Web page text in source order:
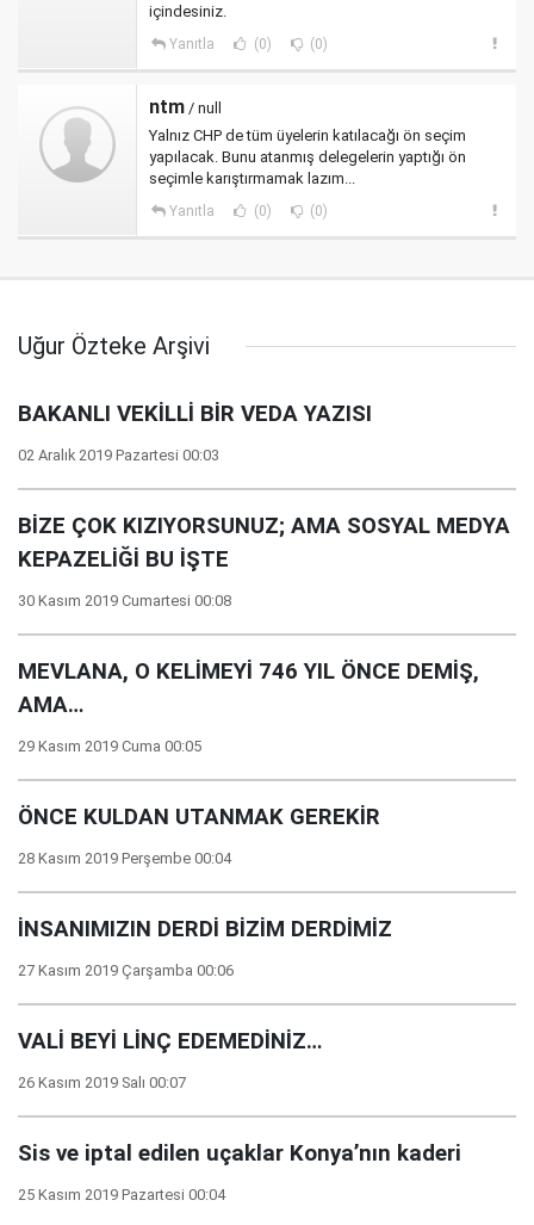
içindesiniz.
Yanıtla (0) (0)
ntm / null
Yalnız CHP de tüm üyelerin katılacağı ön seçim
yapılacak. Bunu atanmış delegelerin yaptığı ön
seçimle karıştırmamak lazım...
Yanıtla (0) (0)
Uğur Özteke Arşivi
BAKANLI VEKİLLİ BİR VEDA YAZISI
02 Aralık 2019 Pazartesi 00:03
BİZE ÇOK KIZIYORSUNUZ; AMA SOSYAL MEDYA
KEPAZELİĞİ BU İŞTE
30 Kasım 2019 Cumartesi 00:08
MEVLANA, O KELİMEYİ 746 YIL ÖNCE DEMİŞ,
AMA…
29 Kasım 2019 Cuma 00:05
ÖNCE KULDAN UTANMAK GEREKİR
28 Kasım 2019 Perşembe 00:04
İNSANIMIZIN DERDİ BİZİM DERDİMİZ
27 Kasım 2019 Çarşamba 00:06
VALİ BEYİ LİNÇ EDEMEDİNİZ…
26 Kasım 2019 Salı 00:07
Sis ve iptal edilen uçaklar Konya’nın kaderi
25 Kasım 2019 Pazartesi 00:04